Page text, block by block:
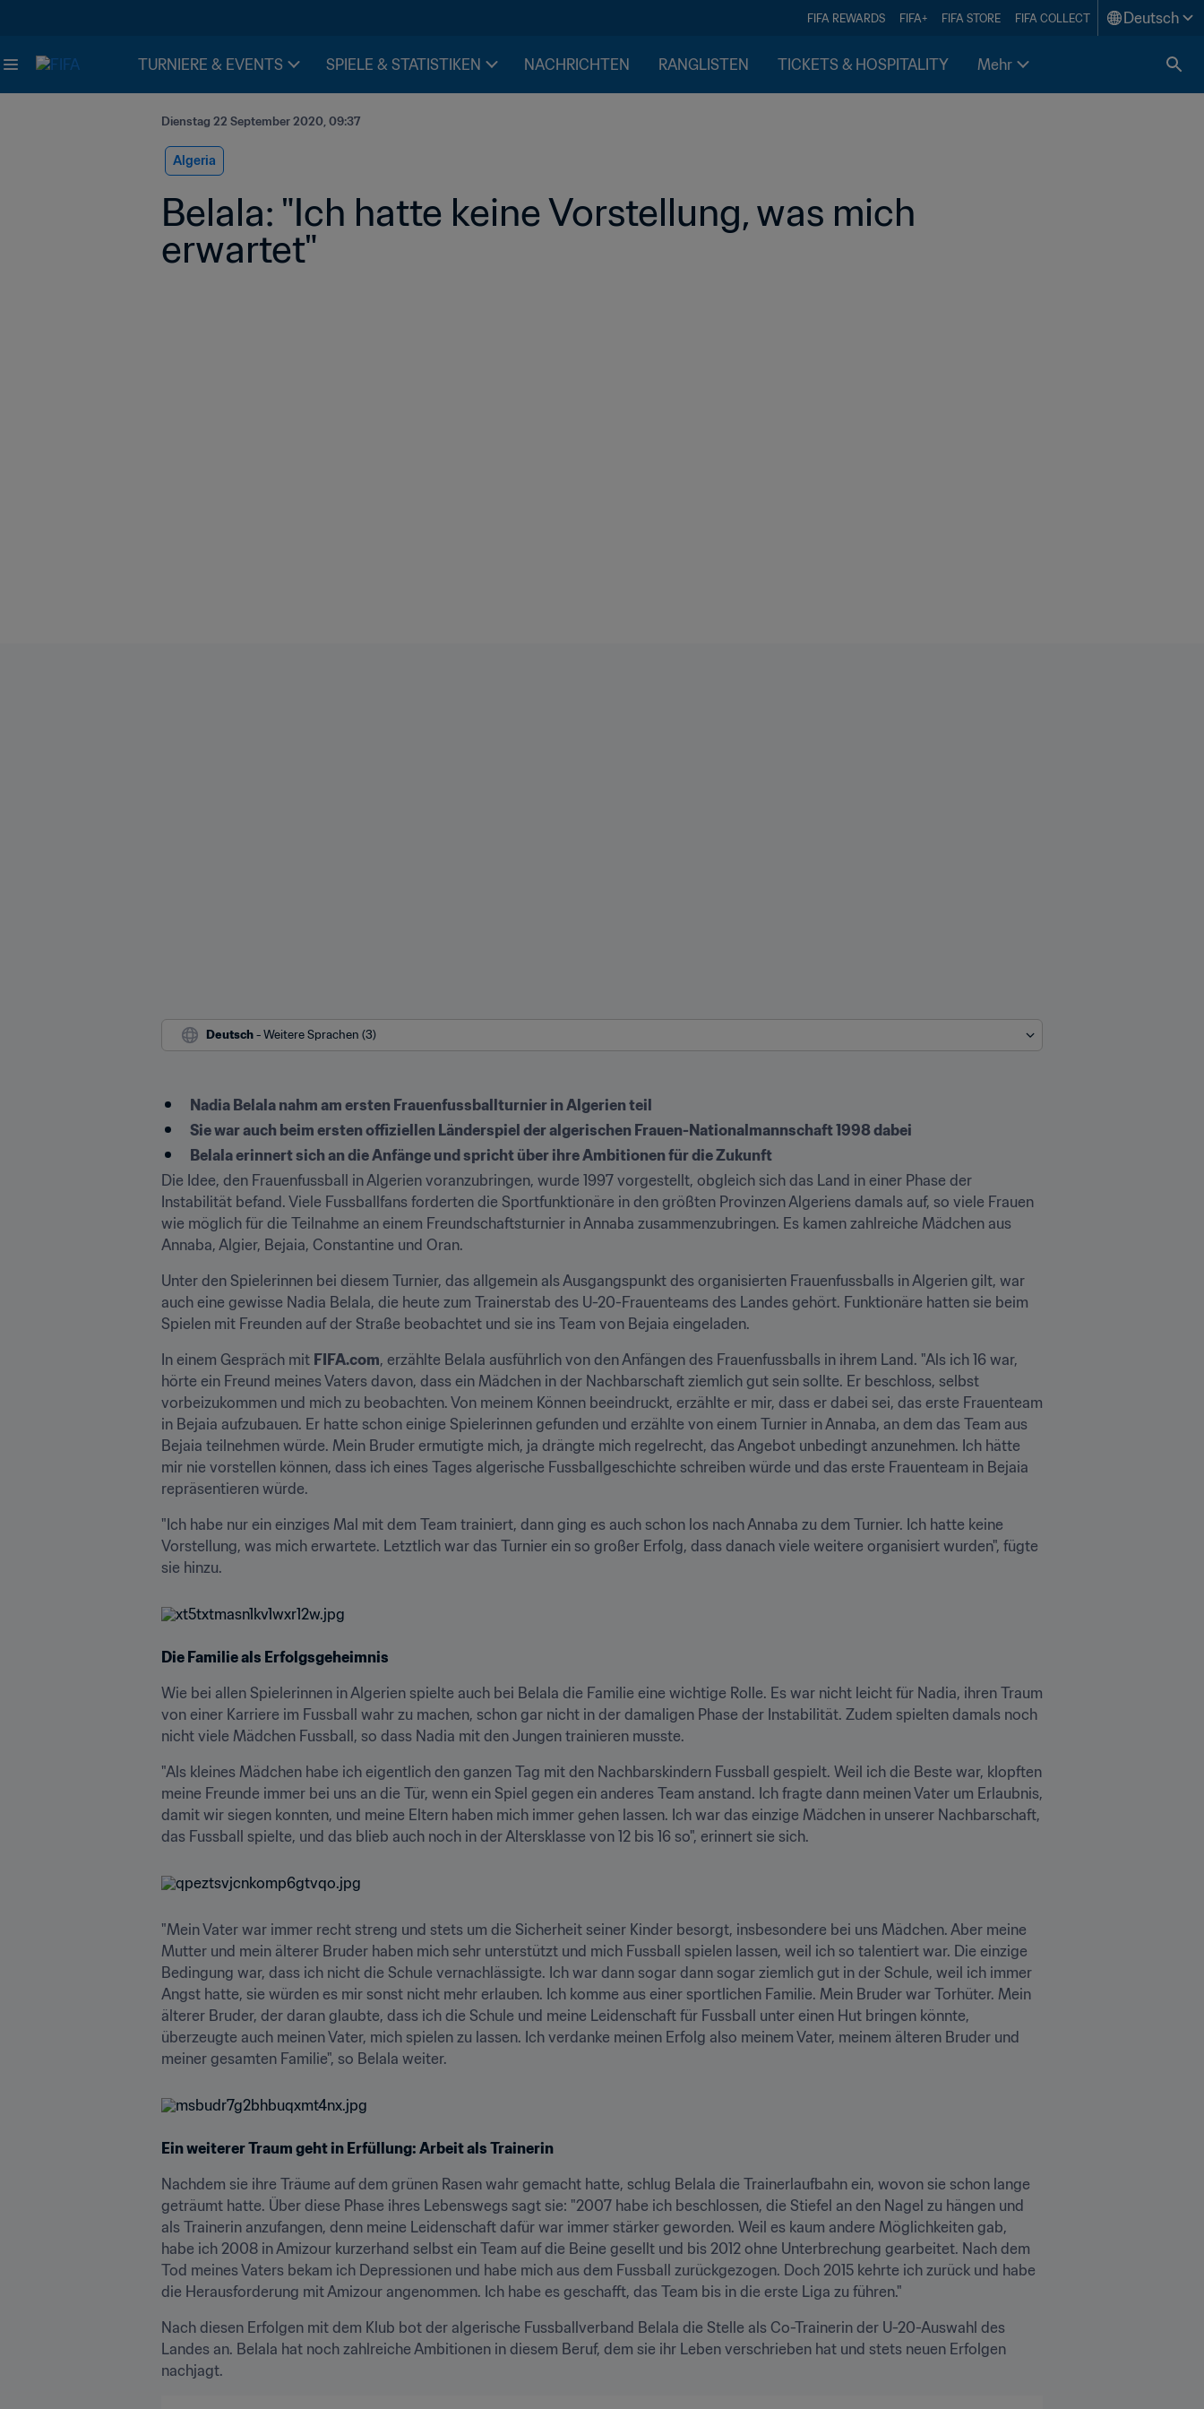
FIFA REWARDS FIFA+ FIFA STORE FIFA COLLECT Deutsch
TURNIERE & EVENTS SPIELE & STATISTIKEN NACHRICHTEN RANGLISTEN TICKETS & HOSPITALITY Mehr
Dienstag 22 September 2020, 09:37
Algeria
Belala: "Ich hatte keine Vorstellung, was mich
erwartet"
Deutsch - Weitere Sprachen (3)
Nadia Belala nahm am ersten Frauenfussballturnier in Algerien teil
Sie war auch beim ersten offiziellen Länderspiel der algerischen Frauen-Nationalmannschaft 1998 dabei
Belala erinnert sich an die Anfänge und spricht über ihre Ambitionen für die Zukunft
Die Idee, den Frauenfussball in Algerien voranzubringen, wurde 1997 vorgestellt, obgleich sich das Land in einer Phase der
Instabilität befand. Viele Fussballfans forderten die Sportfunktionäre in den größten Provinzen Algeriens damals auf, so viele Frauen
wie möglich für die Teilnahme an einem Freundschaftsturnier in Annaba zusammenzubringen. Es kamen zahlreiche Mädchen aus
Annaba, Algier, Bejaia, Constantine und Oran.
Unter den Spielerinnen bei diesem Turnier, das allgemein als Ausgangspunkt des organisierten Frauenfussballs in Algerien gilt, war
auch eine gewisse Nadia Belala, die heute zum Trainerstab des U-20-Frauenteams des Landes gehört. Funktionäre hatten sie beim
Spielen mit Freunden auf der Straße beobachtet und sie ins Team von Bejaia eingeladen.
In einem Gespräch mit FIFA.com, erzählte Belala ausführlich von den Anfängen des Frauenfussballs in ihrem Land. "Als ich 16 war,
hörte ein Freund meines Vaters davon, dass ein Mädchen in der Nachbarschaft ziemlich gut sein sollte. Er beschloss, selbst
vorbeizukommen und mich zu beobachten. Von meinem Können beeindruckt, erzählte er mir, dass er dabei sei, das erste Frauenteam
in Bejaia aufzubauen. Er hatte schon einige Spielerinnen gefunden und erzählte von einem Turnier in Annaba, an dem das Team aus
Bejaia teilnehmen würde. Mein Bruder ermutigte mich, ja drängte mich regelrecht, das Angebot unbedingt anzunehmen. Ich hätte
mir nie vorstellen können, dass ich eines Tages algerische Fussballgeschichte schreiben würde und das erste Frauenteam in Bejaia
repräsentieren würde.
"Ich habe nur ein einziges Mal mit dem Team trainiert, dann ging es auch schon los nach Annaba zu dem Turnier. Ich hatte keine
Vorstellung, was mich erwartete. Letztlich war das Turnier ein so großer Erfolg, dass danach viele weitere organisiert wurden", fügte
sie hinzu.
Die Familie als Erfolgsgeheimnis
Wie bei allen Spielerinnen in Algerien spielte auch bei Belala die Familie eine wichtige Rolle. Es war nicht leicht für Nadia, ihren Traum
von einer Karriere im Fussball wahr zu machen, schon gar nicht in der damaligen Phase der Instabilität. Zudem spielten damals noch
nicht viele Mädchen Fussball, so dass Nadia mit den Jungen trainieren musste.
"Als kleines Mädchen habe ich eigentlich den ganzen Tag mit den Nachbarskindern Fussball gespielt. Weil ich die Beste war, klopften
meine Freunde immer bei uns an die Tür, wenn ein Spiel gegen ein anderes Team anstand. Ich fragte dann meinen Vater um Erlaubnis,
damit wir siegen konnten, und meine Eltern haben mich immer gehen lassen. Ich war das einzige Mädchen in unserer Nachbarschaft,
das Fussball spielte, und das blieb auch noch in der Altersklasse von 12 bis 16 so", erinnert sie sich.
"Mein Vater war immer recht streng und stets um die Sicherheit seiner Kinder besorgt, insbesondere bei uns Mädchen. Aber meine
Mutter und mein älterer Bruder haben mich sehr unterstützt und mich Fussball spielen lassen, weil ich so talentiert war. Die einzige
Bedingung war, dass ich nicht die Schule vernachlässigte. Ich war dann sogar dann sogar ziemlich gut in der Schule, weil ich immer
Angst hatte, sie würden es mir sonst nicht mehr erlauben. Ich komme aus einer sportlichen Familie. Mein Bruder war Torhüter. Mein
älterer Bruder, der daran glaubte, dass ich die Schule und meine Leidenschaft für Fussball unter einen Hut bringen könnte,
überzeugte auch meinen Vater, mich spielen zu lassen. Ich verdanke meinen Erfolg also meinem Vater, meinem älteren Bruder und
meiner gesamten Familie", so Belala weiter.
Ein weiterer Traum geht in Erfüllung: Arbeit als Trainerin
Nachdem sie ihre Träume auf dem grünen Rasen wahr gemacht hatte, schlug Belala die Trainerlaufbahn ein, wovon sie schon lange
geträumt hatte. Über diese Phase ihres Lebenswegs sagt sie: "2007 habe ich beschlossen, die Stiefel an den Nagel zu hängen und
als Trainerin anzufangen, denn meine Leidenschaft dafür war immer stärker geworden. Weil es kaum andere Möglichkeiten gab,
habe ich 2008 in Amizour kurzerhand selbst ein Team auf die Beine gesellt und bis 2012 ohne Unterbrechung gearbeitet. Nach dem
Tod meines Vaters bekam ich Depressionen und habe mich aus dem Fussball zurückgezogen. Doch 2015 kehrte ich zurück und habe
die Herausforderung mit Amizour angenommen. Ich habe es geschafft, das Team bis in die erste Liga zu führen."
Nach diesen Erfolgen mit dem Klub bot der algerische Fussballverband Belala die Stelle als Co-Trainerin der U-20-Auswahl des
Landes an. Belala hat noch zahlreiche Ambitionen in diesem Beruf, dem sie ihr Leben verschrieben hat und stets neuen Erfolgen
nachjagt.